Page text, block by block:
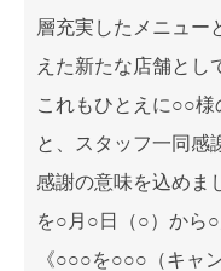
層充実したメニュー
えた新たな店舗とし
これもひとえに○○様
と、スタッフ一同感
感謝の意味を込めま
を○月○日（○）から
《○○○を○○○（キャ